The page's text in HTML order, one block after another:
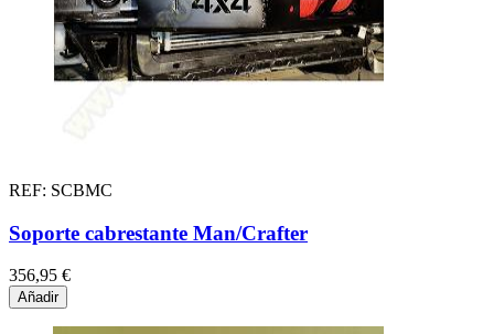
REF: SCBMC
Soporte cabrestante Man/Crafter
356,95 €
Añadir